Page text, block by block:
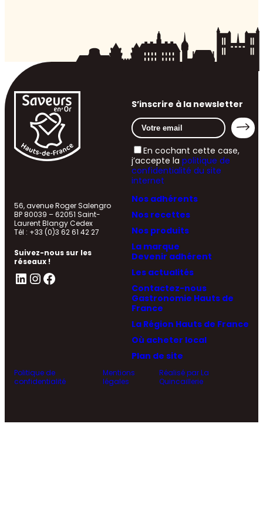
Nos adhérents
Nos recettes
Nos produits
La marque
Devenir adhérent
Les actualités
Contactez-nous
Gastronomie Hauts de
France
La Région Hauts de France
Où acheter local
Plan de site
56, avenue Roger Salengro
BP 80039 – 62051 Saint-
Laurent Blangy Cedex
Tél : +33 (0)3 62 61 42 27
Suivez-nous sur les
réseaux !
LinkedIn InstagramFacebook
S’inscrire à la newsletter
En cochant cette case,
j’accepte la politique de
confidentialité du site
internet
Politique de
confidentialité
Mentions
légales
Réalisé par La
Quincaillerie